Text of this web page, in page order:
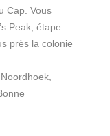
Cap. Vous
Peak, étape
près la colonie